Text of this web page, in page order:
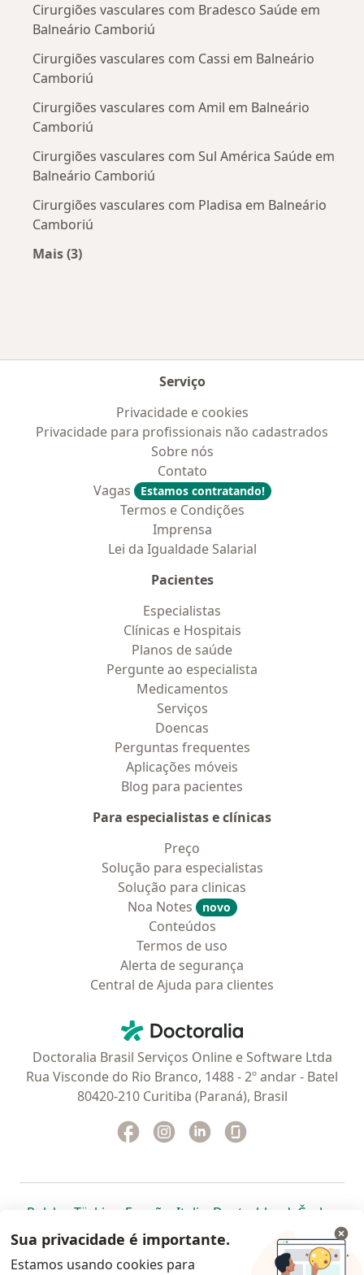
Cirurgiões vasculares com Bradesco Saúde em
Balneário Camboriú
Cirurgiões vasculares com Cassi em Balneário
Camboriú
Cirurgiões vasculares com Amil em Balneário
Camboriú
Cirurgiões vasculares com Sul América Saúde em
Balneário Camboriú
Cirurgiões vasculares com Pladisa em Balneário
Camboriú
Mais (3)
Serviço
Privacidade e cookies
Privacidade para profissionais não cadastrados
Sobre nós
Contato
Vagas
Estamos contratando!
Termos e Condições
Imprensa
Lei da Igualdade Salarial
Pacientes
Especialistas
Clínicas e Hospitais
Planos de saúde
Pergunte ao especialista
Medicamentos
Serviços
Doencas
Perguntas frequentes
Aplicações móveis
Blog para pacientes
Para especialistas e clínicas
Preço
Solução para especialistas
Solução para clinicas
Noa Notes
novo
Conteúdos
Termos de uso
Alerta de segurança
Central de Ajuda para clientes
Doctoralia - Homepage
Doctoralia Brasil Serviços Online e Software Ltda
Rua Visconde do Rio Branco, 1488 - 2º andar - Batel
80420-210 Curitiba (Paraná), Brasil
Facebook
abre num novo separador
Instagram
abre num novo separador
Linkedin
abre num novo
Polska abre num novo separador
Türkiye abre num novo separador
España abre num novo separador
Italia abre num novo
Deutschlandabre num
Česko
Portugal abre num novo separador
, México abre num novo separador
, abre num novo separador
Brasil abre num novoabre num
abre
Colombia abre num novo
Sua privacidade é importante.
Estamos usando cookies para